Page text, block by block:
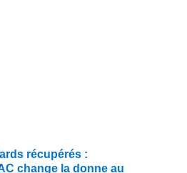
récupérés :
change la donne au